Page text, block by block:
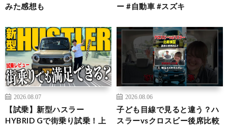
みた感想も
ー #自動車 #スズキ
2026.08.07
【試乗】新型ハスラー
HYBRID Gで街乗り試乗！上
2026.08.06
子ども目線で見ると違う？ハ
スラーvsクロスビー後席比較